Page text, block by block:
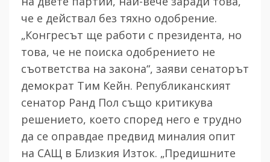
че е действал без тяхно одобрение.
„Конгресът ще работи с президента, но
това, че не поиска одобрението не
съответства на закона“, заяви сенаторът
демократ Тим Кейн. Републиканският
сенатор Ранд Пол също критикува
решението, което според него е трудно
да се оправдае предвид миналия опит
на САЩ в Близкия Изток. „Предишните